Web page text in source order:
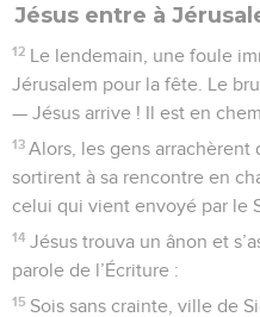
Jésus entre à
12 Le lendemain, une foule
Jérusalem pour la fête. Le
— Jésus arrive ! Il est en
13 Alors, les gens arrachèrent
sortirent à sa rencontre en
celui qui vient envoyé par le
14 Jésus trouva un ânon et
parole de l’Écriture :
15 Sois sans crainte, ville de